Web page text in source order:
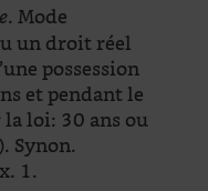
. Mode
un droit réel
possession
et pendant le
loi: 30 ans ou
Synon.
1.